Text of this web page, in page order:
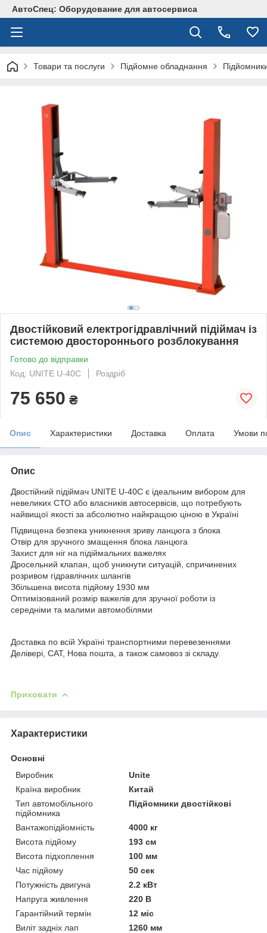
АвтоСпец: Оборудование для автосервиса
Товари та послуги Підйомне обладнання
Двостійковий електрогідравлічний підіймач із
системою двостороннього розблокування
Готово до відправки
Код: UNITE U-40C
Роздріб
75 650 ₴
Опис Характеристики Доставка Оплата Умови
Опис
Двостійний підіймач UNITE U-40C є ідеальним вибором для
невеликих СТО або власників автосервісів, що потребують
найвищої якості за абсолютно найкращою ціною в Україні
Підвищена безпека уникнення зриву ланцюга з блока
Отвір для зручного змащення блока ланцюга
Захист для ніг на підіймальних важелях
Дросельний клапан, щоб уникнути ситуацій, спричинених
розривом гідравлічних шлангів
Збільшена висота підйому 1930 мм
Оптимізований розмір важелів для зручної роботи із
середніми та малими автомобілями
Доставка по всій Україні транспортними перевезеннями
Делівері, САТ, Нова пошта, а також самовоз зі складу.
Приховати
Характеристики
Основні
Виробник
Unite
Країна виробник
Китай
Тип автомобільного
підйомника
Підйомники двостійкові
Вантажопідйомність
4000 кг
Висота підйому
193 см
Висота підхоплення
100 мм
Час підйому
50 сек
Потужність двигуна
2.2 кВт
Напруга живлення
220 В
Гарантійний термін
12 міс
Виліт задніх лап
1260 мм